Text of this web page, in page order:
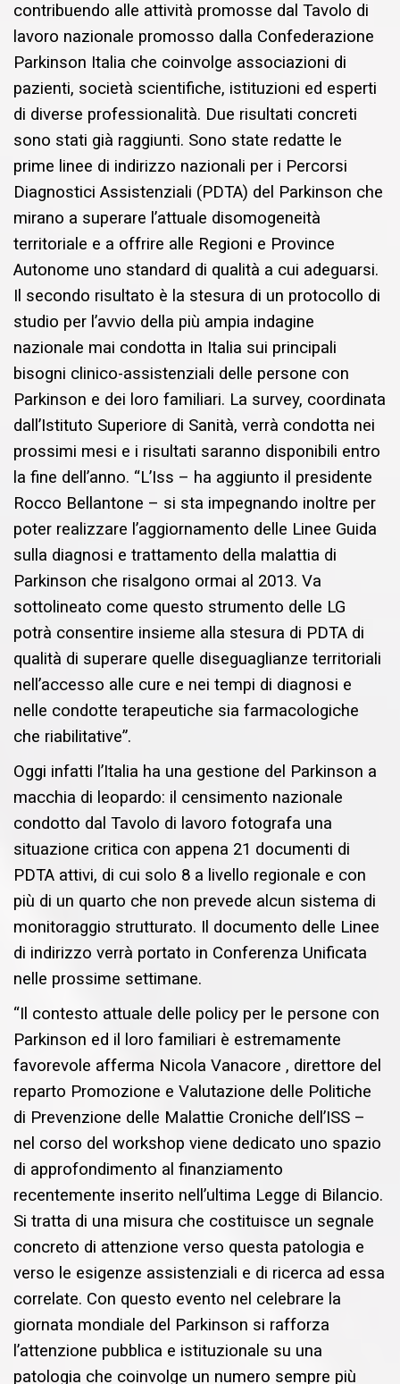
contribuendo alle attività promosse dal Tavolo di
lavoro nazionale promosso dalla Confederazione
Parkinson Italia che coinvolge associazioni di
pazienti, società scientifiche, istituzioni ed esperti
di diverse professionalità. Due risultati concreti
sono stati già raggiunti. Sono state redatte le
prime linee di indirizzo nazionali per i Percorsi
Diagnostici Assistenziali (PDTA) del Parkinson che
mirano a superare l’attuale disomogeneità
territoriale e a offrire alle Regioni e Province
Autonome uno standard di qualità a cui adeguarsi.
Il secondo risultato è la stesura di un protocollo di
studio per l’avvio della più ampia indagine
nazionale mai condotta in Italia sui principali
bisogni clinico-assistenziali delle persone con
Parkinson e dei loro familiari. La survey, coordinata
dall’Istituto Superiore di Sanità, verrà condotta nei
prossimi mesi e i risultati saranno disponibili entro
la fine dell’anno. “L’Iss – ha aggiunto il presidente
Rocco Bellantone – si sta impegnando inoltre per
poter realizzare l’aggiornamento delle Linee Guida
sulla diagnosi e trattamento della malattia di
Parkinson che risalgono ormai al 2013. Va
sottolineato come questo strumento delle LG
potrà consentire insieme alla stesura di PDTA di
qualità di superare quelle diseguaglianze territoriali
nell’accesso alle cure e nei tempi di diagnosi e
nelle condotte terapeutiche sia farmacologiche
che riabilitative”.
Oggi infatti l’Italia ha una gestione del Parkinson a
macchia di leopardo: il censimento nazionale
condotto dal Tavolo di lavoro fotografa una
situazione critica con appena 21 documenti di
PDTA attivi, di cui solo 8 a livello regionale e con
più di un quarto che non prevede alcun sistema di
monitoraggio strutturato. Il documento delle Linee
di indirizzo verrà portato in Conferenza Unificata
nelle prossime settimane.
“Il contesto attuale delle policy per le persone con
Parkinson ed il loro familiari è estremamente
favorevole afferma Nicola Vanacore , direttore del
reparto Promozione e Valutazione delle Politiche
di Prevenzione delle Malattie Croniche dell’ISS –
nel corso del workshop viene dedicato uno spazio
di approfondimento al finanziamento
recentemente inserito nell’ultima Legge di Bilancio.
Si tratta di una misura che costituisce un segnale
concreto di attenzione verso questa patologia e
verso le esigenze assistenziali e di ricerca ad essa
correlate. Con questo evento nel celebrare la
giornata mondiale del Parkinson si rafforza
l’attenzione pubblica e istituzionale su una
patologia che coinvolge un numero sempre più